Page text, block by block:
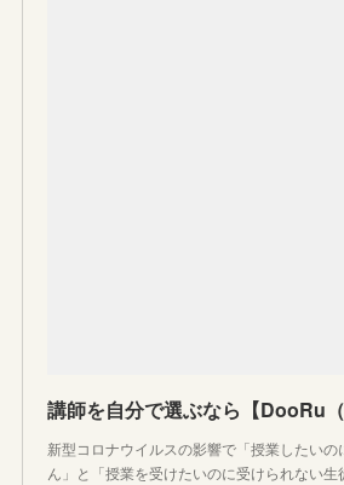
新型コロナウイルスの影響で「授業したいの
ん」と「授業を受けたいのに受けられない生